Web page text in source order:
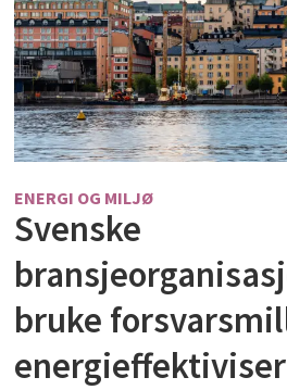
ENERGI OG MILJØ
Svenske
bruke